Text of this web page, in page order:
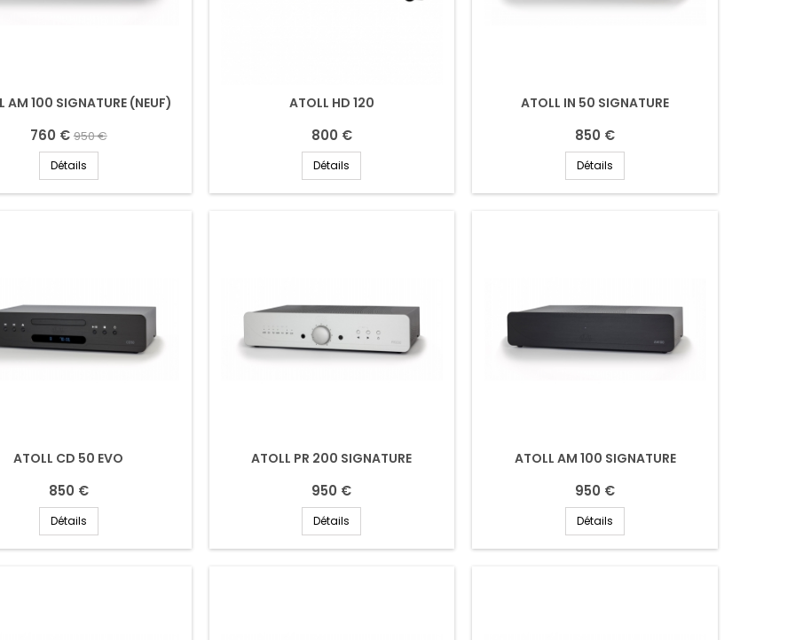
AM 100 SIGNATURE (NEUF)
760 € 950 €
Détails
ATOLL HD 120
800 €
Détails
ATOLL IN 50 SIGNATURE
850 €
Détails
ATOLL CD 50 EVO
850 €
Détails
ATOLL PR 200 SIGNATURE
950 €
Détails
ATOLL AM 100 SIGNATURE
950 €
Détails